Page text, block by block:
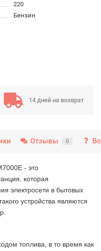
220
Бензин
14 дней на возврат
Отзывы 0
- это
которая
электросети в бытовых
устройства являются
топлива, в то время как